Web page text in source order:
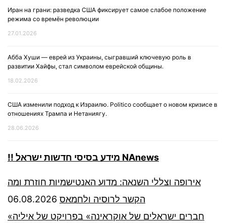
Иран на грани: разведка США фиксирует самое слабое положение
режима со времён революции
27.01.2026
Абба Хуши — еврей из Украины, сыгравший ключевую роль в
развитии Хайфы, стал символом еврейской общины.
18.02.2026
США изменили подход к Израилю. Politico сообщает о новом кризисе в
отношениях Трампа и Нетаниягу.
28.06.2026
!! מידע בסיסי חדשות ישראל NAnews
אירופה וצללי השנאה: מדוע האנטישמיות חוזרת ומה
הקשר לרוסיה ולחמאס 06.08.2026
«חברים ישראלים של אוקראינה» בפרויקט של איליה